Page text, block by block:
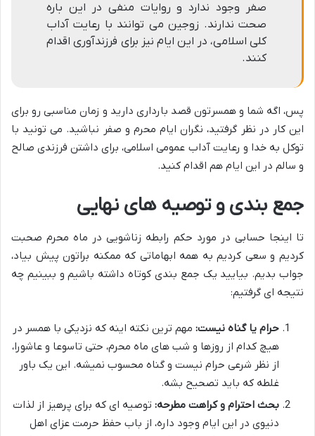
صفر وجود ندارد و روایات منفی در این باره
صحت ندارند. زوجین می توانند با رعایت آداب
کلی اسلامی، در این ایام نیز برای فرزندآوری اقدام
کنند.
پس، اگه شما و همسرتون قصد بارداری دارید و زمان مناسبی رو برای
این کار در نظر گرفتید، نگران ایام محرم و صفر نباشید. می تونید با
توکل به خدا و رعایت آداب عمومی اسلامی، برای داشتن فرزندی صالح
و سالم در این ایام هم اقدام کنید.
جمع بندی و توصیه های نهایی
تا اینجا حسابی در مورد حکم رابطه زناشویی در ماه محرم صحبت
کردیم و سعی کردیم به همه ابهاماتی که ممکنه براتون پیش بیاد،
جواب بدیم. بیایید یک جمع بندی کوتاه داشته باشیم و ببینیم چه
نتیجه ای گرفتیم:
حرام یا گناه نیست: مهم ترین نکته اینه که نزدیکی با همسر در
هیچ کدام از روزها و شب های ماه محرم، حتی تاسوعا و عاشورا،
از نظر شرعی حرام نیست و گناه محسوب نمیشه. این یک باور
غلطه که باید تصحیح بشه.
بحث احترام و کراهت مطرحه: توصیه ای که برای پرهیز از لذات
دنیوی در این ایام وجود داره، از باب حفظ حرمت عزای اهل